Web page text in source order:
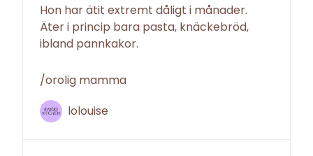
Hon har ätit extremt dåligt i månader.
Äter i princip bara pasta, knäckebröd,
ibland pannkakor.
/orolig mamma
lolouise